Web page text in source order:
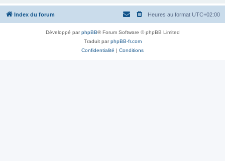
Index du forum Heures au format UTC+02:00
Développé parphpBB® Forum Software © phpBB Limited
Traduit parphpBB-fr.com
Confidentialité | Conditions